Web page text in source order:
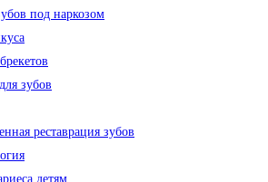
под наркозом
зубов
реставрация зубов
детям